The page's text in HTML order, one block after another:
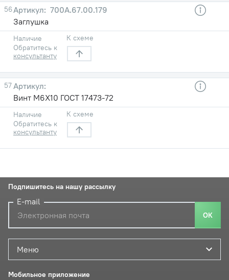
56
700А.67.00.179
Заглушка
Наличие
Обратитесь к
консультанту
К схеме
57
Винт М6Х10 ГОСТ 17473-72
Наличие
Обратитесь к
консультанту
К схеме
Меню
Мобильное приложение
Подпишитесь на нашу рассылку
E-mail
ОК